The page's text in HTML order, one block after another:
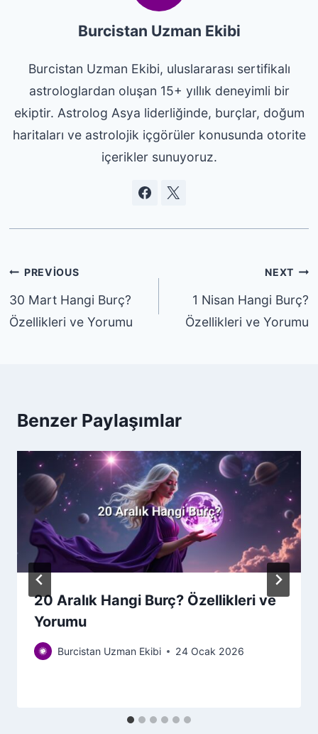
Burcistan Uzman Ekibi
Burcistan Uzman Ekibi, uluslararası sertifikalı
astrologlardan oluşan 15+ yıllık deneyimli bir
ekiptir. Astrolog Asya liderliğinde, burçlar, doğum
haritaları ve astrolojik içgörüler konusunda otorite
içerikler sunuyoruz.
Yazı
gezinmesi
PREVIOUS
30 Mart Hangi Burç?
Özellikleri ve Yorumu
NEXT
1 Nisan Hangi Burç?
Özellikleri ve Yorumu
Benzer Paylaşımlar
20 Aralık Hangi Burç? Özellikleri ve
Yorumu
Burcistan Uzman Ekibi 24 Ocak 2026